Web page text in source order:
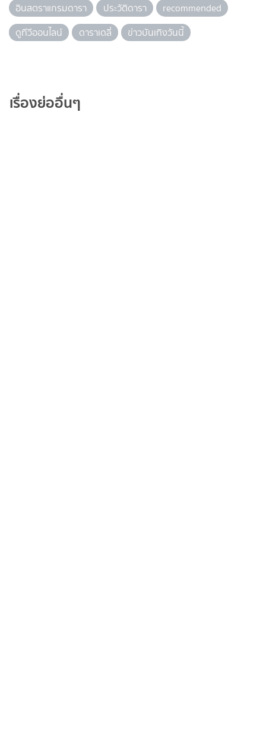
อินสตราแกรมดารา
ประวัติดารา
recommended
ดูทีวีออนไลน์
ดาราเดลี่ ข่าวบันเทิงวันนี้
เรื่องย่ออื่นๆ